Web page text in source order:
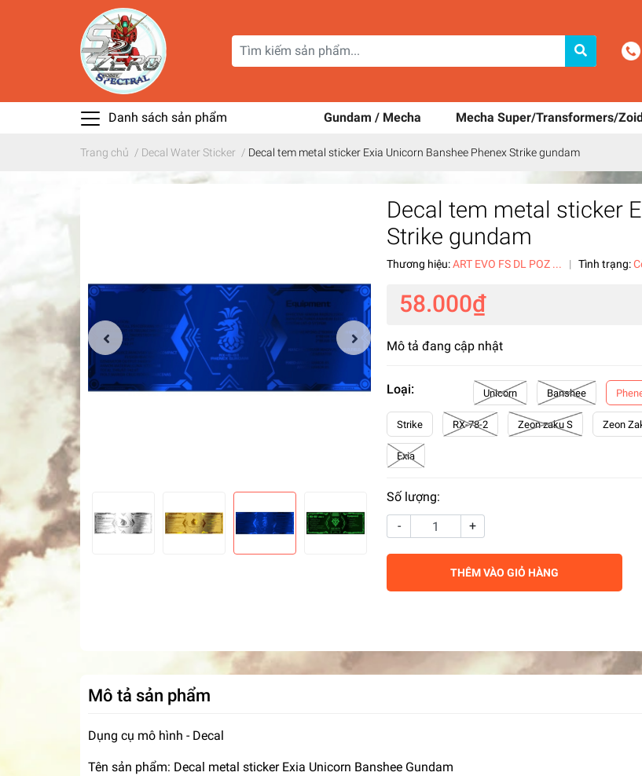
Danh sách sản phẩm Gundam / Mecha Mecha Super/Transformers/
Trang chủ / Decal Water Sticker / Decal tem metal sticker Exia Unicorn Banshee Phenex Strike gundam
Decal tem metal sticker
Strike gundam
Thương hiệu:ART EVO FS DL POZ ... | Tình trạng:
58.000₫
Mô tả đang cập nhật
Loại: Unicorn Banshee
Strike RX-78-2 Zeon zaku S Zeon
Exia
Số lượng:
-
+
THÊM VÀO GIỎ HÀNG
Mô tả sản phẩm
Dụng cụ mô hình - Decal
Tên sản phẩm: Decal metal sticker Exia Unicorn Banshee Gundam